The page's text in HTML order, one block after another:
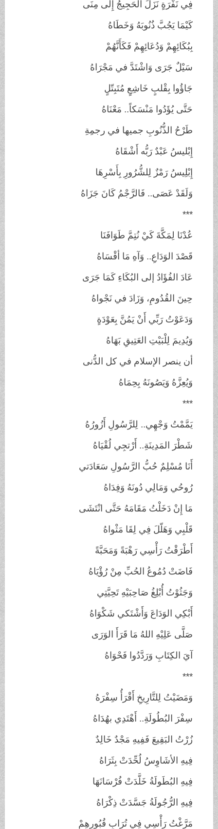
فِي نَفْرَةٍ نَزَلَ الحَجِيجُ إِلى مِنَى
كَيْمَا يَجُبَّ ذُنُوبَهُ وَخَطَاهُ
بِبُكَائِهِمْ وَدُعَائِهِمْ فَكَأَنَّهُمْ
سَيْلٌ جَرَى وَاشْتَدَّ في مَجْرَاهُ
جَاؤُوا بِقْلبٍ خَاشِعٍ مُتَبِتّلٍ
حَتَّى يُؤَدُوا مَنْسَكاً.. مَعْنَاهُ
طَرْحُ الذُّنُوبِ جميها في رجمِةِ
إِبْليسُ عَبْدٌ رَبُّه أَشْقَاهُ
إِبْلِيسُ رَمْزٌ لِلشُّرُورِ بِأَسْرِهَا
وَلَقَدْ عَصَى.. فَالرَّجْمُ كَانَ جَزَاهُ
***
عُدْنَا لِمَكَّةَ كَيْ نُتِمَّ طَوَافَنَا
قَصْدَ الوَدَاعِ.. وَآهِ مَا أقْسَاهُ
عَادَ الفُؤَادُ إلى البُكَاءِ كَمَا جَرَى
حِينَ القُدُومِ، وَزَادَ في نَجْواهُ
وَدَعَوْتُ رَبِّي أَنْ يَمُنَّ بِعَوْدَةٍ
وَيُدِيمَ لِلْبَيْتِ العَتِيقِ بَهَاهُ
أن ينصر الإسلام في كل الدُّنى
وَيُعِزَّهُ وَيَصُونَهُ بِحِمَاهُ
***
يَمَّمْتُ وَجْهِي.. لِلرَّسُولِ أَزُورُهُ
شَطْرَ المَدِينَةِ.. أَرْتجِي لُقْيَاهُ
أَنَا مُسْلِمٌ حُبُّ الرَّسُولِ سَعَادَتي
رُوحُي وَمَالِي دُونَهُ وَفِدَاهُ
مَا إِنْ دَخَلْتُ مَقَامَهُ حَتَّى انْتَشَى
قَلْبِي وَهَلّلَ فِي لِقَا مَثْواهُ
أَطْرَقْتُ رَأْسِي رَهْبَةً وَمَحَبَّةً
فَاضَتْ دُمُوعُ الحُبِّ مِنْ رُؤْيَاهُ
وَجَثُوْتُ أُبْلِغُ صَاحِبَيْهِ تَحِيَّتِي
أَبْكِي الوَدَاعَ وَأَشْتَكي شَكْوَاهُ
صَلَّى عَلِيْهِ اللهُ مَا قَرَأَ الوَرَى
آيَ الكِتَابِ وَرَدَّدُوا فَحْوَاهُ
***
وَمَضَيْتُ لِلتَّارِيخِ أَقْرَأُ سِفْرَهُ
سِفْرَ البُطُولَةِ.. أَهْتَدِي بهُدَاهُ
زُرْتُ البَقِيعَ فَفِيهِ مَجْدٌ خَالِدٌ
فِيهِ الأشَاوِسُ لُحِّدَتْ بِثَرَاهُ
فِيهِ البُطَولَةُ خَلَّدَتْ فُرْسَانَهَا
فِيهِ الرُّجُولَةُ جَسَّدَتْ ذِكْرَاهُ
مَرَّغْتُ رَأْسِي فِي تُرَابِ قُبُورِهِمْ